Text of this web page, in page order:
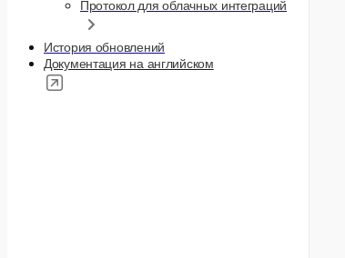
Протокол для облачных интеграций
История обновлений
Документация на английском